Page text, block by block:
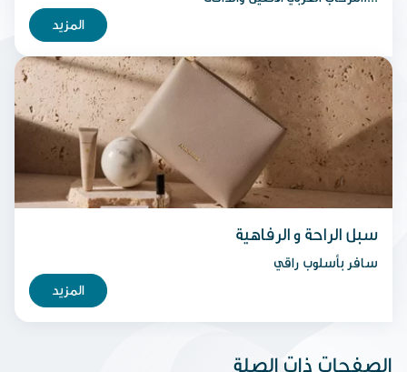
المزيد
سبل الراحة و الرفاهية
سافر بأسلوب راقي
المزيد
الصفحات ذات الصلة